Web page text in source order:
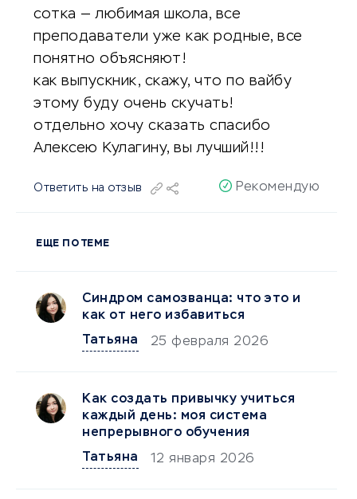
сотка — любимая школа, все
преподаватели уже как родные, все
понятно объясняют!
как выпускник, скажу, что по вайбу
этому буду очень скучать!
отдельно хочу сказать спасибо
Алексею Кулагину, вы лучший!!!
Ответить на отзыв Рекомендую
ЕЩЕ ПО ТЕМЕ
Синдром самозванца: что это и
как от него избавиться
Татьяна
25 февраля 2026
Как создать привычку учиться
каждый день: моя система
непрерывного обучения
Татьяна
12 января 2026